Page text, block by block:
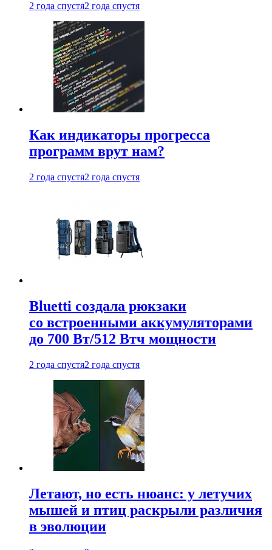
2 года спустя2 года спустя
Как индикаторы прогресса
программ врут нам?
2 года спустя2 года спустя
Bluetti создала рюкзаки
со встроенными аккумуляторами
до 700 Вт/512 Втч мощности
2 года спустя2 года спустя
Летают, но есть нюанс: у летучих
мышей и птиц раскрыли различия
в эволюции